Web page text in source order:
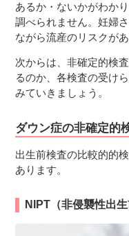
あるか・ないかがわか
調べられません。妊婦
ながら流産のリスクがあ
次からは、非確定的検
るのか、各検査の受け
みていきましょう。
ダウン症の非確定的
出生前検査の比較的的
あります。
NIPT（非侵襲性出